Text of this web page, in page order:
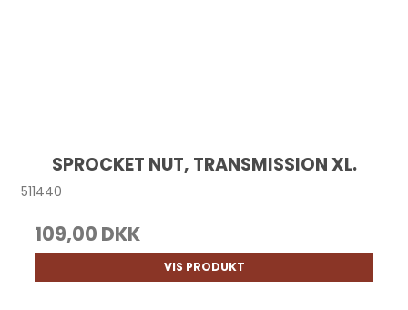
SPROCKET NUT, TRANSMISSION XL.
511440
109,00 DKK
VIS PRODUKT